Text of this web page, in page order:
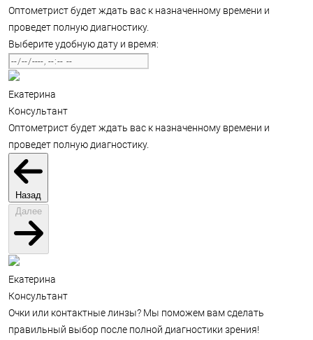
Оптометрист будет ждать вас к назначенному времени и
проведет полную диагностику.
Выберите удобную дату и время:
Екатерина
Консультант
Оптометрист будет ждать вас к назначенному времени и
проведет полную диагностику.
Назад
Далее
Екатерина
Консультант
Очки или контактные линзы? Мы поможем вам сделать
правильный выбор после полной диагностики зрения!